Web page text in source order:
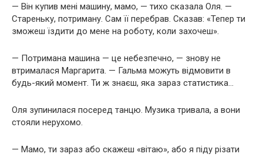
— Він купив мені машину, мамо, — тихо сказала Оля. —
Стареньку, потриману. Сам її перебрав. Сказав: «Тепер ти
зможеш їздити до мене на роботу, коли захочеш».
— Потримана машина — це небезпечно, — знову не
втрималася Маргарита. — Гальма можуть відмовити в
будь-який момент. Ти ж знаєш, яка зараз статистика…
Оля зупинилася посеред танцю. Музика тривала, а вони
стояли нерухомо.
— Мамо, ти зараз або скажеш «вітаю», або я піду різати